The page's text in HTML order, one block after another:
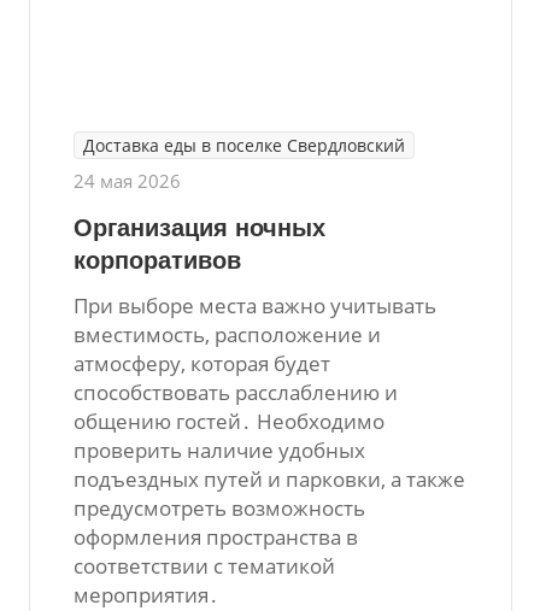
Доставка еды в поселке Свердловский
24 мая 2026
Организация ночных
корпоративов
При выборе места важно учитывать
вместимость, расположение и
атмосферу, которая будет
способствовать расслаблению и
общению гостей․ Необходимо
проверить наличие удобных
подъездных путей и парковки, а также
предусмотреть возможность
оформления пространства в
соответствии с тематикой
мероприятия․